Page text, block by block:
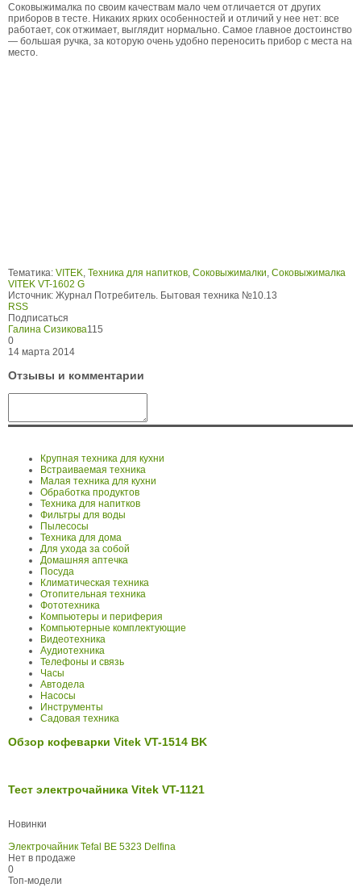
Соковыжималка по своим качествам мало чем отличается от других
приборов в тесте. Никаких ярких особенностей и отличий у нее нет: все
работает, сок отжимает, выглядит нормально. Самое главное достоинство
— большая ручка, за которую очень удобно переносить прибор с места на
место.
Тематика: VITEK, Техника для напитков, Соковыжималки, Соковыжималка
VITEK VT-1602 G
Источник: Журнал Потребитель. Бытовая техника №10.13
RSS
Подписаться
Галина Сизикова115
0
14 марта 2014
Отзывы и комментарии
Крупная техника для кухни
Встраиваемая техника
Малая техника для кухни
Обработка продуктов
Техника для напитков
Фильтры для воды
Пылесосы
Техника для дома
Для ухода за собой
Домашняя аптечка
Посуда
Климатическая техника
Отопительная техника
Фототехника
Компьютеры и периферия
Компьютерные комплектующие
Видеотехника
Аудиотехника
Телефоны и связь
Часы
Автодела
Насосы
Инструменты
Садовая техника
Обзор кофеварки Vitek VT-1514 BK
Тест электрочайника Vitek VT-1121
Новинки
Электрочайник Tefal BE 5323 Delfina
Нет в продаже
0
Топ-модели